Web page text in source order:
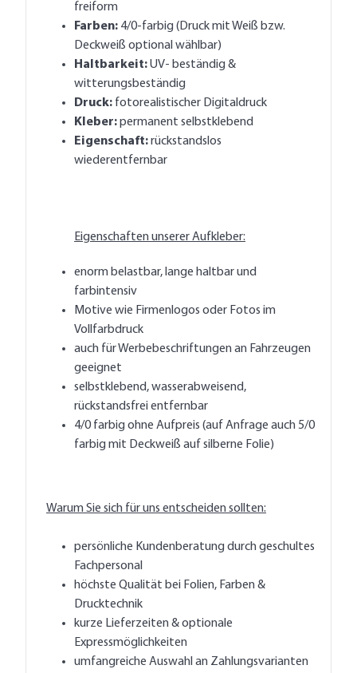
freiform
Farben: 4/0-farbig (Druck mit Weiß bzw.
Deckweiß optional wählbar)
Haltbarkeit:UV- beständig &
witterungsbeständig
Druck: fotorealistischer Digitaldruck
Kleber:permanent selbstklebend
Eigenschaft:rückstandslos
wiederentfernbar
Eigenschaften unserer Aufkleber:
enorm belastbar, lange haltbar und
farbintensiv
Motive wie Firmenlogos oder Fotos im
Vollfarbdruck
auch für Werbebeschriftungen an Fahrzeugen
geeignet
selbstklebend, wasserabweisend,
rückstandsfrei entfernbar
4/0 farbig ohne Aufpreis (auf Anfrage auch 5/0
farbig mit Deckweiß auf silberne Folie)
Warum Sie sich für uns entscheiden sollten:
persönliche Kundenberatung durch geschultes
Fachpersonal
höchste Qualität bei Folien, Farben &
Drucktechnik
kurze Lieferzeiten & optionale
Expressmöglichkeiten
umfangreiche Auswahl an Zahlungsvarianten